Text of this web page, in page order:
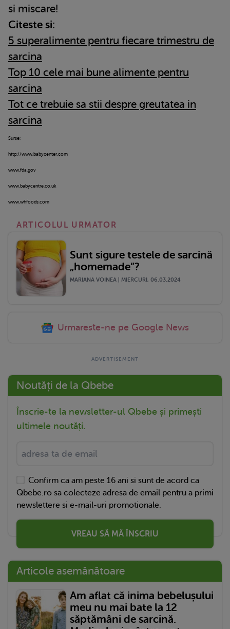
si miscare!
Citeste si:
5 superalimente pentru fiecare trimestru de
sarcina
Top 10 cele mai bune alimente pentru
sarcina
Tot ce trebuie sa stii despre greutatea in
sarcina
Surse:
http://www.babycenter.com
www.fda.gov
www.babycentre.co.uk
www.whfoods.com
ARTICOLUL URMATOR
Sunt sigure testele de sarcină
„homemade”?
MARIANA VOINEA | MIERCURI, 06.03.2024
Urmareste-ne pe Google News
Noutăți de la Qbebe
Înscrie-te la newsletter-ul Qbebe și primești
ultimele noutăți.
Confirm ca am peste 16 ani si sunt de acord ca
Qbebe.ro sa colecteze adresa de email pentru a primi
newslettere si e-mail-uri promotionale.
VREAU SĂ MĂ ÎNSCRIU
Articole asemănătoare
Am aflat că inima bebelușului
meu nu mai bate la 12
săptămâni de sarcină.